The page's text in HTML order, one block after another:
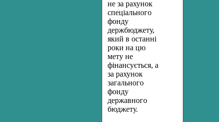
не за рахунок
спеціального
фонду
держбюджету,
який в останні
роки на цю
мету не
фінансується, а
за рахунок
загального
фонду
державного
бюджету.